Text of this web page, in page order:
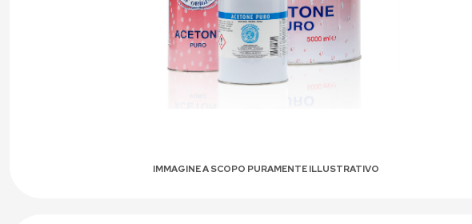
IMMAGINE A SCOPO PURAMENTE ILLUSTRATIVO